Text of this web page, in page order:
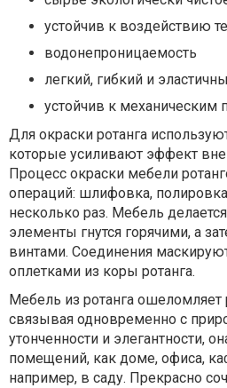
устойчив к воздействию
водонепроницаемость
легкий, гибкий и
устойчив к
Для окраски ротанга
которые усиливают эффект
Процесс окраски мебели
операций: шлифовка,
несколько раз. Мебель
элементы гнутся горячими, а
винтами. Соединения
оплетками из коры ротанга.
Мебель из ротанга
связывая одновременно с
утонченности и элегантности,
помещений, как доме, офиса,
например, в саду. Прекрасно